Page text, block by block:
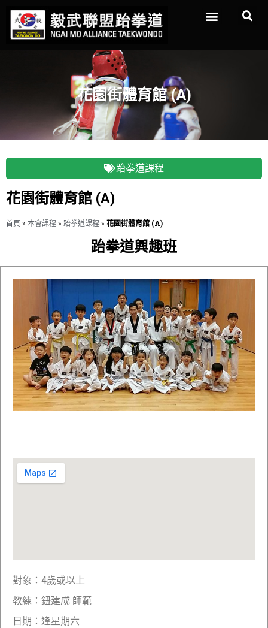
花園街體育館 (A)
花園街體育館 (A)
首頁 »本會課程 »跆拳道課程 »花園街體育館 (A)
跆拳道課程
跆拳道興趣班
對象：4歲或以上
教練：鈕建成 師範
日期：逢星期六